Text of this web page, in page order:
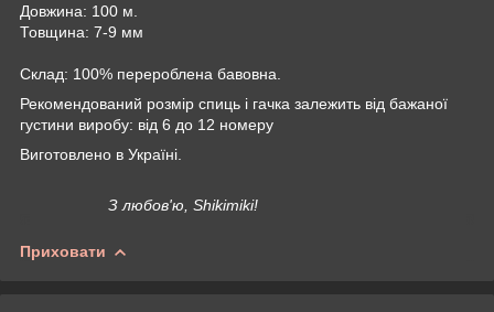
Довжина: 100 м.
Товщина: 7-9 мм
Склад: 100% перероблена бавовна.
Рекомендований розмір спиць і гачка залежить від бажаної
густини виробу: від 6 до 12 номеру
Виготовлено в Україні.
З любов'ю, Shikimiki!
Приховати